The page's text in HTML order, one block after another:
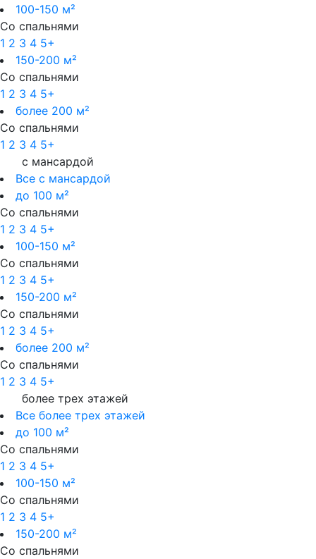
100-150 м²
Со спальнями
1 2 3 4 5+
150-200 м²
Со спальнями
1 2 3 4 5+
более 200 м²
Со спальнями
1 2 3 4 5+
с мансардой
Все с мансардой
до 100 м²
Со спальнями
1 2 3 4 5+
100-150 м²
Со спальнями
1 2 3 4 5+
150-200 м²
Со спальнями
1 2 3 4 5+
более 200 м²
Со спальнями
1 2 3 4 5+
более трех этажей
Все более трех этажей
до 100 м²
Со спальнями
1 2 3 4 5+
100-150 м²
Со спальнями
1 2 3 4 5+
150-200 м²
Со спальнями